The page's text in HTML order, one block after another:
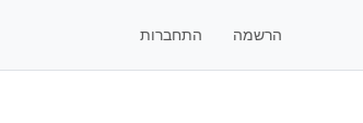
הרשמה התחברות